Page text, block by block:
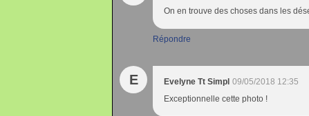
On en trouve des choses dans les
Répondre
E Evelyne Tt Simpl 09/05/2018 12:35
Exceptionnelle cette photo !